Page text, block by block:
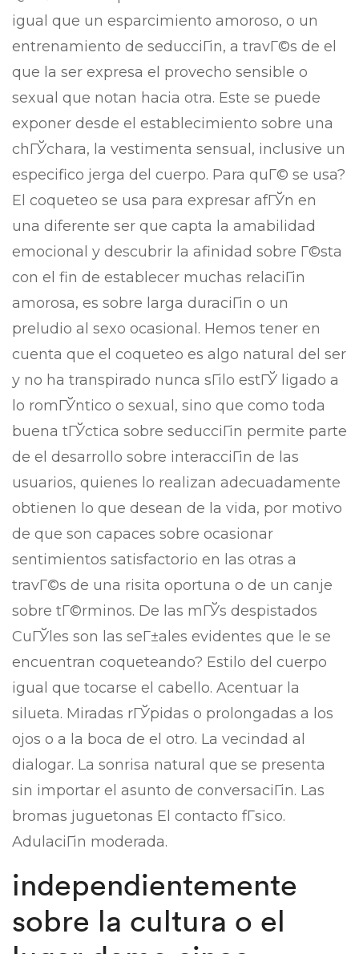
igual que un esparcimiento amoroso, o un
entrenamiento de seducciГіn, a travГ©s de el
que la ser expresa el provecho sensible o
sexual que notan hacia otra. Este se puede
exponer desde el establecimiento sobre una
chГЎchara, la vestimenta sensual, inclusive un
especifico jerga del cuerpo. Para quГ© se usa?
El coqueteo se usa para expresar afГЎn en
una diferente ser que capta la amabilidad
emocional y descubrir la afinidad sobre Г©sta
con el fin de establecer muchas relaciГіn
amorosa, es sobre larga duraciГіn o un
preludio al sexo ocasional. Hemos tener en
cuenta que el coqueteo es algo natural del ser
y no ha transpirado nunca sГіlo estГЎ ligado a
lo romГЎntico o sexual, sino que como toda
buena tГЎctica sobre seducciГіn permite parte
de el desarrollo sobre interacciГіn de las
usuarios, quienes lo realizan adecuadamente
obtienen lo que desean de la vida, por motivo
de que son capaces sobre ocasionar
sentimientos satisfactorio en las otras a
travГ©s de una risita oportuna o de un canje
sobre tГ©rminos. De las mГЎs despistados
CuГЎles son las seГ±ales evidentes que le se
encuentran coqueteando? Estilo del cuerpo
igual que tocarse el cabello. Acentuar la
silueta. Miradas rГЎpidas o prolongadas a los
ojos o a la boca de el otro. La vecindad al
dialogar. La sonrisa natural que se presenta
sin importar el asunto de conversaciГіn. Las
bromas juguetonas El contacto fГ­sico.
AdulaciГіn moderada.
independientemente
sobre la cultura o el